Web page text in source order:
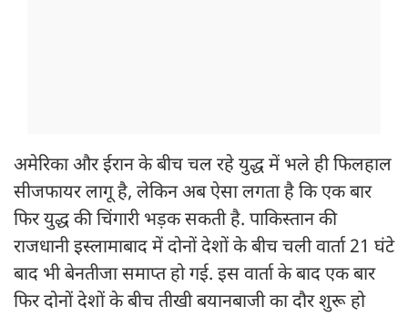
अमेरिका और ईरान के बीच चल रहे युद्ध में भले ही फिलहाल
सीजफायर लागू है, लेकिन अब ऐसा लगता है कि एक बार
फिर युद्ध की चिंगारी भड़क सकती है. पाकिस्तान की
राजधानी इस्लामाबाद में दोनों देशों के बीच चली वार्ता 21 घंटे
बाद भी बेनतीजा समाप्त हो गई. इस वार्ता के बाद एक बार
फिर दोनों देशों के बीच तीखी बयानबाजी का दौर शुरू हो